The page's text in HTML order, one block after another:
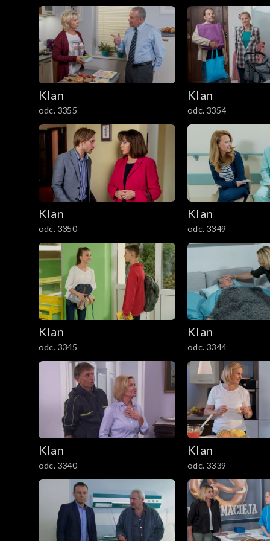
1101–1200
1001–1100
901–1000
801–900
701–800
601–700
501–600
401–500
301–400
201–300
101–200
1–100
Klan
odc. 3355
Klan
odc. 3354
Klan
odc. 3350
Klan
odc. 3349
Klan
odc. 3345
Klan
odc. 3344
Klan
odc. 3340
Klan
odc. 3339